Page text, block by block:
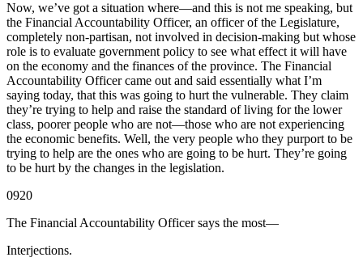
Now, we’ve got a situation where—and this is not me speaking, but
the Financial Accountability Officer, an officer of the Legislature,
completely non-partisan, not involved in decision-making but whose
role is to evaluate government policy to see what effect it will have
on the economy and the finances of the province. The Financial
Accountability Officer came out and said essentially what I’m
saying today, that this was going to hurt the vulnerable. They claim
they’re trying to help and raise the standard of living for the lower
class, poorer people who are not—those who are not experiencing
the economic benefits. Well, the very people who they purport to be
trying to help are the ones who are going to be hurt. They’re going
to be hurt by the changes in the legislation.
0920
The Financial Accountability Officer says the most—
Interjections.